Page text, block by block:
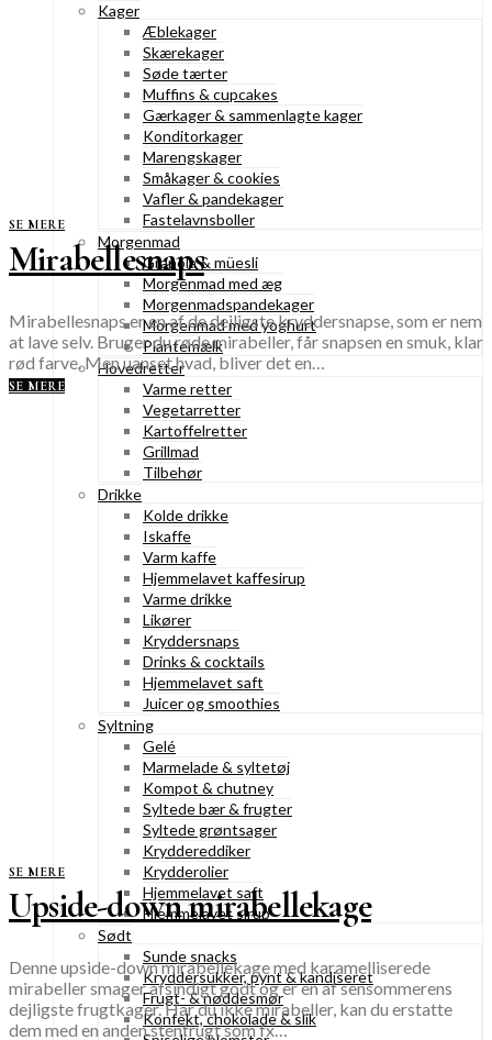
Kager
Æblekager
Skærekager
Søde tærter
Muffins & cupcakes
Gærkager & sammenlagte kager
Konditorkager
Marengskager
Småkager & cookies
Vafler & pandekager
Fastelavnsboller
Morgenmad
Granola & müesli
Morgenmad med æg
Morgenmadspandekager
Morgenmad med yoghurt
Plantemælk
Hovedretter
Varme retter
Vegetarretter
Kartoffelretter
Grillmad
Tilbehør
Drikke
Kolde drikke
Iskaffe
Varm kaffe
Hjemmelavet kaffesirup
Varme drikke
Likører
Kryddersnaps
Drinks & cocktails
Hjemmelavet saft
Juicer og smoothies
Syltning
Gelé
Marmelade & syltetøj
Kompot & chutney
Syltede bær & frugter
Syltede grøntsager
Kryddereddiker
Krydderolier
Hjemmelavet saft
Hjemmelavet sirup
Sødt
Sunde snacks
Kryddersukker, pynt & kandiseret
Frugt- & nøddesmør
Konfekt, chokolade & slik
SE MERE
Mirabellesnaps
Mirabellesnaps er en af de dejligste kryddersnapse, som er nem
at lave selv. Bruger du røde mirabeller, får snapsen en smuk, klar
rød farve. Men uanset hvad, bliver det en…
SE MERE
SE MERE
Upside-down mirabellekage
Denne upside-down mirabellekage med karamelliserede
mirabeller smager afsindigt godt og er en af sensommerens
dejligste frugtkager. Har du ikke mirabeller, kan du erstatte
dem med en anden stenfrugt som fx…